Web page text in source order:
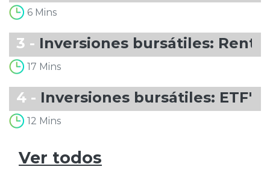
6 Mins
3 - Inversiones bursátiles: Renta
17 Mins
4 - Inversiones bursátiles:
12 Mins
Ver todos